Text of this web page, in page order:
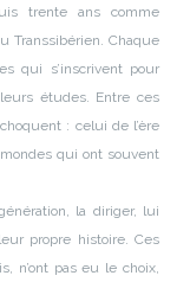
trente ans comme
Transsibérien. Chaque
qui s’inscrivent pour
études. Entre ces
: celui de l’ère
qui ont souvent
la diriger, lui
propre histoire. Ces
n’ont pas eu le choix,